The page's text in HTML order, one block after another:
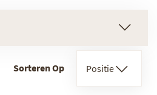
Sorteren Op Positie